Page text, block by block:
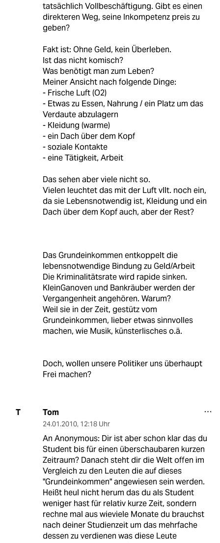
tatsächlich Vollbeschäftigung. Gibt es einen
direkteren Weg, seine Inkompetenz preis zu
geben?
Fakt ist: Ohne Geld, kein Überleben.
Ist das nicht komisch?
Was benötigt man zum Leben?
Meiner Ansicht nach folgende Dinge:
- Frische Luft (O2)
- Etwas zu Essen, Nahrung / ein Platz um das
Verdaute abzulagern
- Kleidung (warme)
- ein Dach über dem Kopf
- soziale Kontakte
- eine Tätigkeit, Arbeit
Das sehen aber viele nicht so.
Vielen leuchtet das mit der Luft vllt. noch ein,
da sie Lebensnotwendig ist, Kleidung und ein
Dach über dem Kopf auch, aber der Rest?
Das Grundeinkommen entkoppelt die
lebensnotwendige Bindung zu Geld/Arbeit
Die Kriminalitätsrate wird rapide sinken.
KleinGanoven und Bankräuber werden der
Vergangenheit angehören. Warum?
Weil sie in der Zeit, gestütz vom
Grundeinkommen, lieber etwas sinnvolles
machen, wie Musik, künsterlisches o.ä.
Doch, wollen unsere Politiker uns überhaupt
Frei machen?
T Tom
24.01.2010, 12:18 Uhr
An Anonymous: Dir ist aber schon klar das du
Student bis für einen überschaubaren kurzen
Zeitraum? Danach steht dir die Welt offen im
Vergleich zu den Leuten die auf dieses
"Grundeinkommen" angewiesen sein werden.
Heißt heul nicht herum das du als Student
weniger hast für relativ kurze Zeit, sondern
rechne mal aus wieviele Monate du brauchst
nach deiner Studienzeit um das mehrfache
dessen zu verdienen was diese Leute